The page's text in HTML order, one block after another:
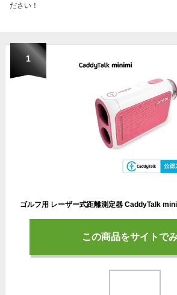
ださい！
1
この商品をサイトで